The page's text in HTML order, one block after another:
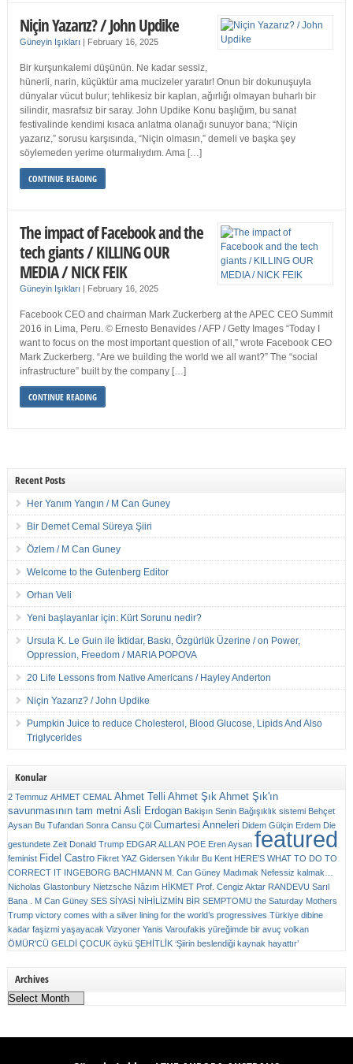
Niçin Yazarız? / John Updike
Güneyin Işıkları | February 16, 2025
Bir kurşunkalemi düşünün. Ne kadar sessiz,
hünerli, narin, küçüktür ama mucizeler yaratır! Onun bir dokunuşuyla
dünyalar vücut bulur; tehlikesiz bir kaplan, ağırlığı olmayan buharlı bir
silindir, masrafsız bir saray. John Updike Konu başlığım, bu sanat
festivalinde kendimi kısaca anlatma olanağı sunuyor bana; “Niçin
yazarız,” sorusu karşısında, “Niçin olmasın,” demeli ve başka şey
söylemeden yerime oturmalıydım. Ama […]
CONTINUE READING
The impact of Facebook and the
tech giants / KILLING OUR
MEDIA / NICK FEIK
Güneyin Işıkları | February 16, 2025
Facebook CEO and chairman Mark Zuckerberg at the APEC CEO Summit
2016 in Lima, Peru. © Ernesto Benavides / AFP / Getty Images “Today I
want to focus on the most important question of all,” wrote Facebook CEO
Mark Zuckerberg. “Are we building the world we all want?” The “social
infrastructure” built by the company […]
CONTINUE READING
Recent Posts
Her Yanım Yangın / M Can Guney
Bir Demet Cemal Süreya Şiiri
Özlem / M Can Guney
Welcome to the Gutenberg Editor
Orhan Veli
Yeni başlayanlar için: Kürt Sorunu nedir?
Ursula K. Le Guin ile İktidar, Baskı, Özgürlük Üzerine / on Power,
Oppression, Freedom / MARIA POPOVA
20 Life Lessons from Native Americans / Hayley Anderton
Niçin Yazarız? / John Updike
Pumpkin Juice to reduce Cholesterol, Blood Glucose, Lipids And Also
Triglycerides
Konular
2 Temmuz AHMET CEMAL Ahmet Telli Ahmet Şık Ahmet Şık'ın
savunmasının tam metni Asli Erdogan Bakişın Senin Bağışıklık sistemi Behçet
Aysan Bu Tufandan Sonra Cansu Çöl Cumartesi Anneleri Didem Gülçin Erdem Die
gestundete Zeit Donald Trump EDGAR ALLAN POE Eren Aysan featured
feminist Fidel Castro Fikret YAZ Gidersen Yıkılır Bu Kent HERE’S WHAT TO DO TO
CORRECT IT INGEBORG BACHMANN M. Can Güney Madımak Nefessiz kalmak…
Nicholas Glastonbury Nietzsche Nâzım HİKMET Prof. Cengiz Aktar RANDEVU Sarıl
Bana . M Can Güney SES SİYASİ NİHİLİZMİN BİR SEMPTOMU the Saturday Mothers
Trump victory comes with a silver lining for the world’s progressives Türkiye dibine
kadar faşizmi yaşayacak Vizyoner Yanis Varoufakis yüreğimde bir avuç volkan
ÖMÜR'CÜ GELDİ ÇOCUK öykü ŞEHİTLİK ‘Şiirin beslendiği kaynak hayattır’
Archives
Archives